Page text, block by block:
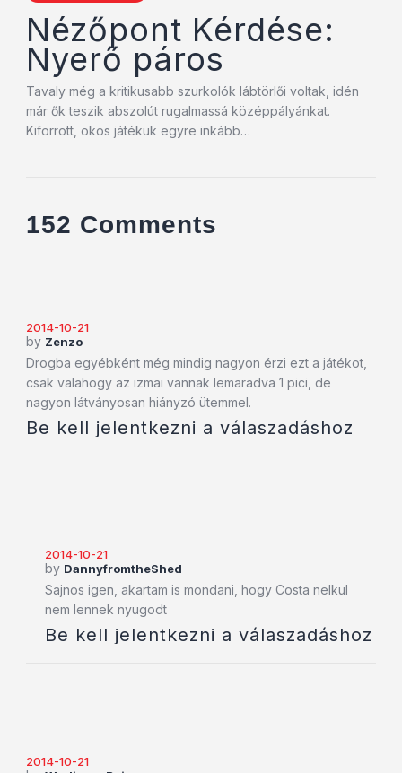
Nézőpont Kérdése:
Nyerő páros
Tavaly még a kritikusabb szurkolók lábtörlői voltak, idén
már ők teszik abszolút rugalmassá középpályánkat.
Kiforrott, okos játékuk egyre inkább…
152 Comments
2014-10-21
by Zenzo
Drogba egyébként még mindig nagyon érzi ezt a játékot,
csak valahogy az izmai vannak lemaradva 1 pici, de
nagyon látványosan hiányzó ütemmel.
Be kell jelentkezni a válaszadáshoz
2014-10-21
by DannyfromtheShed
Sajnos igen, akartam is mondani, hogy Costa nelkul
nem lennek nyugodt
Be kell jelentkezni a válaszadáshoz
2014-10-21